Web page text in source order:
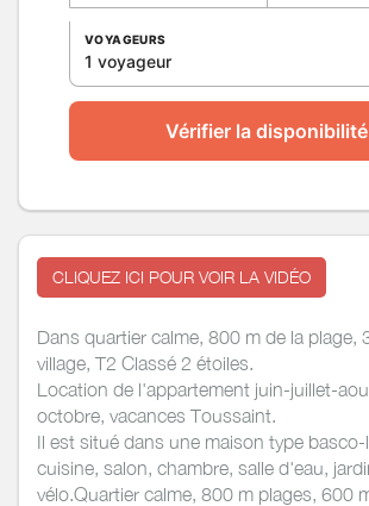
VOYAGEURS
1 voyageur
Vérifier la disponibilité
CLIQUEZ ICI POUR VOIR LA VIDÉO
Dans quartier calme, 800 m de la plage,
village, T2 Classé 2 étoiles.
Location de l'appartement juin-juillet-
octobre, vacances Toussaint.
Il est situé dans une maison type
cuisine, salon, chambre, salle d'eau,
vélo.Quartier calme, 800 m plages, 600